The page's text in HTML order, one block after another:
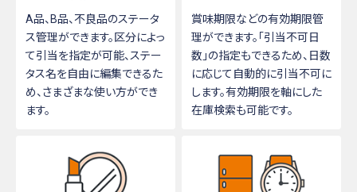
A品、B品、不良品のステータ
ス管理ができます。区分によっ
て引当を指定が可能、ステー
タス名を自由に編集できるた
め、さまざまな使い方ができ
ます。
賞味期限などの有効期限管
理ができます。「引当不可日
数」の指定もできるため、日数
に応じて自動的に引当不可に
します。有効期限を軸にした
在庫検索も可能です。